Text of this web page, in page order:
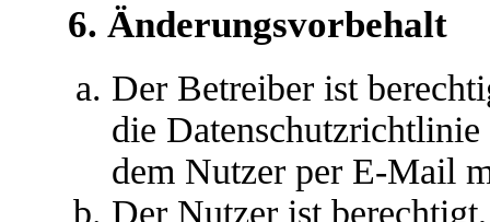
6. Änderungsvorbehalt
Der Betreiber ist
die
dem Nutzer per E-Mail
Der Nutzer ist